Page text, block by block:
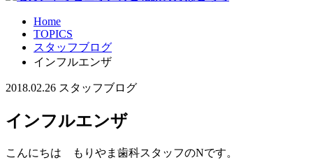
Home
TOPICS
スタッフブログ
インフルエンザ
2018.02.26 スタッフブログ
インフルエンザ
こんにちは もりやま歯科スタッフのNです。